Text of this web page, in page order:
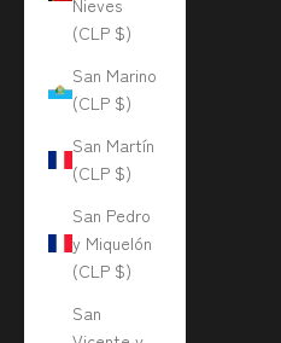
Nieves
(CLP $)
San Marino
(CLP $)
San Martín
(CLP $)
San Pedro
y Miquelón
(CLP $)
San